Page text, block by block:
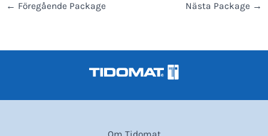
← Föregående Package Nästa Package →